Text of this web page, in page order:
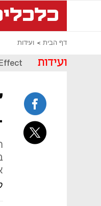
דף הבית ועידות
ועידות
-